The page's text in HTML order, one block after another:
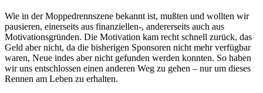
Wie in der Moppedrennszene bekannt ist, mußten und wollten wir
pausieren, einerseits aus finanziellen-, andererseits auch aus
Motivationsgründen. Die Motivation kam recht schnell zurück, das
Geld aber nicht, da die bisherigen Sponsoren nicht mehr verfügbar
waren, Neue indes aber nicht gefunden werden konnten. So haben
wir uns entschlossen einen anderen Weg zu gehen – nur um dieses
Rennen am Leben zu erhalten.